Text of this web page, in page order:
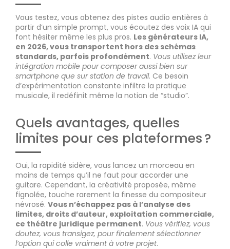
Vous testez, vous obtenez des pistes audio entières à
partir d’un simple prompt, vous écoutez des voix IA qui
font hésiter même les plus pros. Les générateurs IA,
en 2026, vous transportent hors des schémas
standards, parfois profondément. Vous utilisez leur
intégration mobile pour composer aussi bien sur
smartphone que sur station de travail. Ce besoin
d’expérimentation constante infiltre la pratique
musicale, il redéfinit même la notion de “studio”.
Quels avantages, quelles
limites pour ces plateformes ?
Oui, la rapidité sidère, vous lancez un morceau en
moins de temps qu’il ne faut pour accorder une
guitare. Cependant, la créativité proposée, même
fignolée, touche rarement la finesse du compositeur
névrosé. Vous n’échappez pas à l’analyse des
limites, droits d’auteur, exploitation commerciale,
ce théâtre juridique permanent. Vous vérifiez, vous
doutez, vous transigez, pour finalement sélectionner
l’option qui colle vraiment à votre projet.